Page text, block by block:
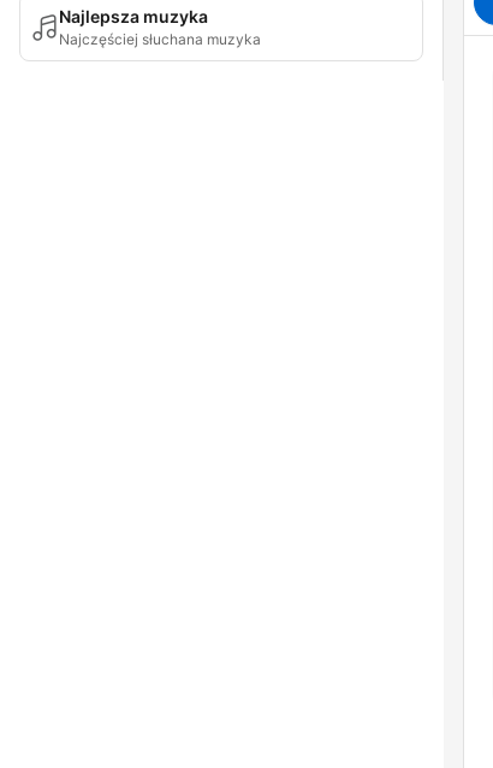
Najlepsza muzyka
Najczęściej słuchana muzyka